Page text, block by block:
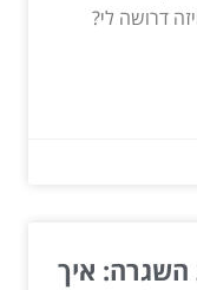
דרושה לי?
איך